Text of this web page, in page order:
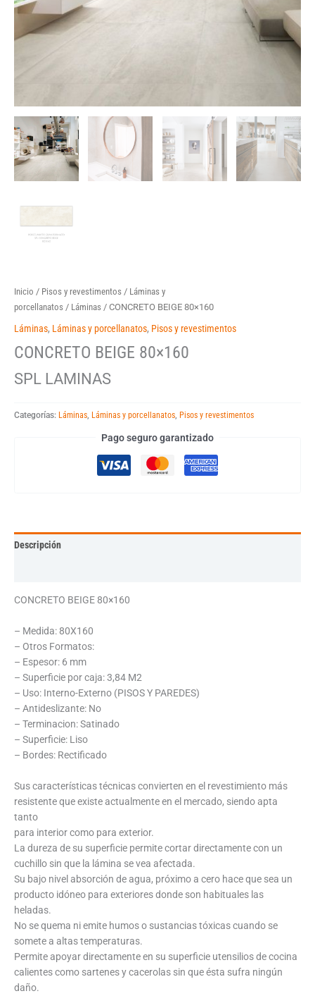
Inicio / Pisos y revestimentos / Láminas y
porcellanatos / Láminas / CONCRETO BEIGE 80×160
Láminas, Láminas y porcellanatos, Pisos y revestimentos
CONCRETO BEIGE 80×160
SPL LAMINAS
Categorías: Láminas Láminas y porcellanatos Pisos y revestimentos
Pago seguro garantizado
Descripción
CONCRETO BEIGE 80×160
– Medida: 80X160
– Otros Formatos:
– Espesor: 6 mm
– Superficie por caja: 3,84 M2
– Uso: Interno-Externo (PISOS Y PAREDES)
– Antideslizante: No
– Terminacion: Satinado
– Superficie: Liso
– Bordes: Rectificado
Sus características técnicas convierten en el revestimiento más
resistente que existe actualmente en el mercado, siendo apta
tanto
para interior como para exterior.
La dureza de su superficie permite cortar directamente con un
cuchillo sin que la lámina se vea afectada.
Su bajo nivel absorción de agua, próximo a cero hace que sea un
producto idóneo para exteriores donde son habituales las
heladas.
No se quema ni emite humos o sustancias tóxicas cuando se
somete a altas temperaturas.
Permite apoyar directamente en su superficie utensilios de cocina
calientes como sartenes y cacerolas sin que ésta sufra ningún
daño.